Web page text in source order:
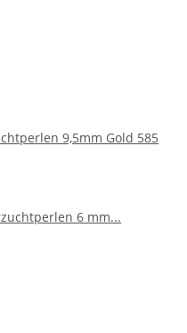
9,5mm Gold 585